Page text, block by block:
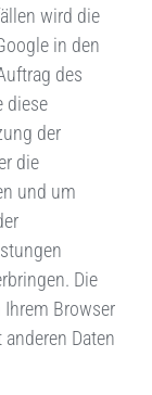
wird die
in den
des
diese
der
die
und um
Die
Browser
Daten